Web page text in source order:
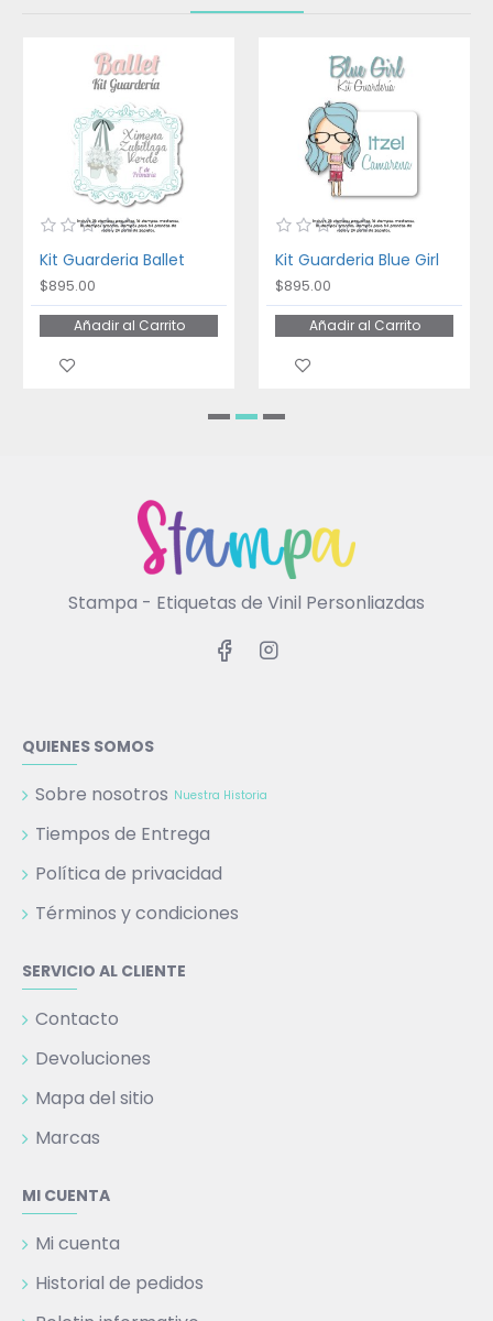
Kit Guarderia Ballet
$895.00
Añadir al Carrito
Kit Guarderia Blue Girl
$895.00
Añadir al Carrito
Stampa - Etiquetas de Vinil Personliazdas
QUIENES SOMOS
Sobre nosotros Nuestra Historia
Tiempos de Entrega
Política de privacidad
Términos y condiciones
SERVICIO AL CLIENTE
Contacto
Devoluciones
Mapa del sitio
Marcas
MI CUENTA
Mi cuenta
Historial de pedidos